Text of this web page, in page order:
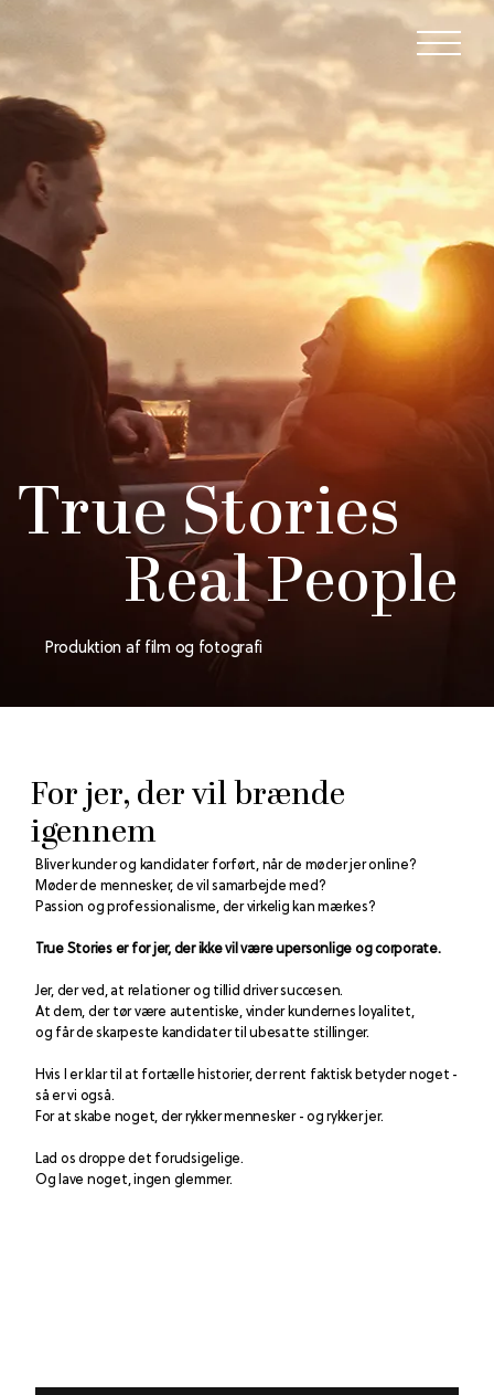
True Stories
Real People
Produktion af film og fotografi
For jer, der vil brænde
igennem
Bliver kunder og kandidater forført, når de møder jer online?
Møder de mennesker, de vil samarbejde med?
Passion og professionalisme, der virkelig kan mærkes?
True Stories er for jer, der ikke vil være upersonlige og corporate.
Jer, der ved, at relationer og tillid driver succesen.
At dem, der tør være autentiske, vinder kundernes loyalitet,
og får de skarpeste kandidater til ubesatte stillinger.
Hvis I er klar til at fortælle historier, der rent faktisk betyder noget -
så er vi også.
For at skabe noget, der rykker mennesker - og rykker jer.
Lad os droppe det forudsigelige.
Og lave noget, ingen glemmer.